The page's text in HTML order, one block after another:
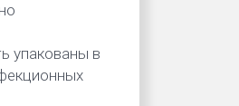
упакованы в